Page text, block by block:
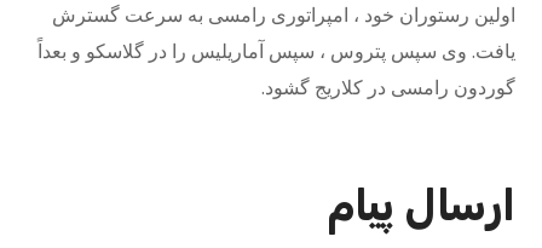
اولین رستوران خود ، امپراتوری رامسی به سرعت گسترش
یافت. وی سپس پتروس ، سپس آماریلیس را در گلاسکو و بعداً
گوردون رامسی در کلاریج گشود.
ارسال پیام